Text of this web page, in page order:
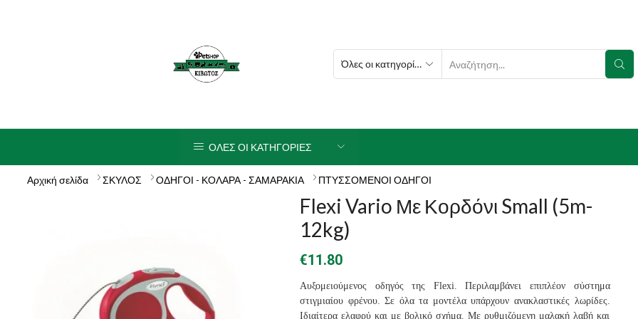
SEARCH
ΟΛΕΣ ΟΙ ΚΑΤΗΓΟΡΙΕΣ
Αρχική σελίδα ΣΚΥΛΟΣ ΟΔΗΓΟΙ - ΚΟΛΑΡΑ - ΣΑΜΑΡΑΚΙΑ ΠΤΥΣΣΟΜΕΝΟΙ ΟΔΗΓΟΙ
Flexi Vario Με Κορδόνι Small (5m-
12kg)
€11.80
Αυξομειούμενος οδηγός της Flexi. Περιλαμβάνει επιπλέον σύστημα
στιγμιαίου φρένου. Σε όλα τα μοντέλα υπάρχουν ανακλαστικές λωρίδες.
Ιδιαίτερα ελαφρύ και με βολικό σχήμα. Με ρυθμιζόμενη μαλακή λαβή και